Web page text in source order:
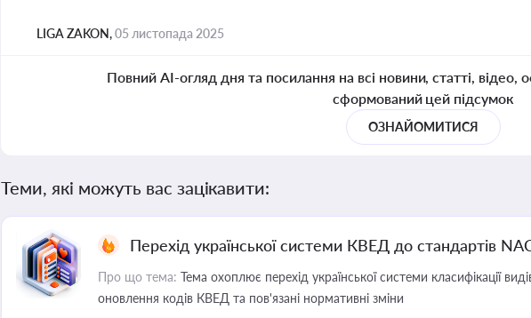
LIGA ZAKON,05 листопада 2025
Повний AI-огляд дня та посилання на всі новини, статті, відео,
сформований цей підсумок
ОЗНАЙОМИТИСЯ
Теми, які можуть вас зацікавити:
Перехід української системи КВЕД до стандартів
Про що тема: Тема охоплює перехід української системи класифікації
оновлення кодів КВЕД та пов'язані нормативні зміни